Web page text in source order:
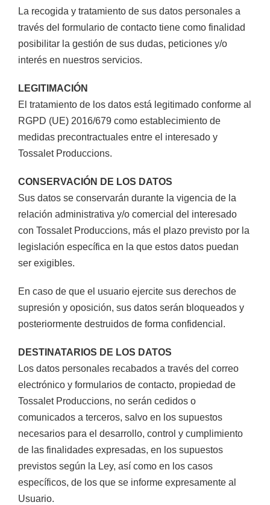
La recogida y tratamiento de sus datos personales a
través del formulario de contacto tiene como finalidad
posibilitar la gestión de sus dudas, peticiones y/o
interés en nuestros servicios.
LEGITIMACIÓN
El tratamiento de los datos está legitimado conforme al
RGPD (UE) 2016/679 como establecimiento de
medidas precontractuales entre el interesado y
Tossalet Produccions.
CONSERVACIÓN DE LOS DATOS
Sus datos se conservarán durante la vigencia de la
relación administrativa y/o comercial del interesado
con Tossalet Produccions, más el plazo previsto por la
legislación específica en la que estos datos puedan
ser exigibles.
En caso de que el usuario ejercite sus derechos de
supresión y oposición, sus datos serán bloqueados y
posteriormente destruidos de forma confidencial.
DESTINATARIOS DE LOS DATOS
Los datos personales recabados a través del correo
electrónico y formularios de contacto, propiedad de
Tossalet Produccions, no serán cedidos o
comunicados a terceros, salvo en los supuestos
necesarios para el desarrollo, control y cumplimiento
de las finalidades expresadas, en los supuestos
previstos según la Ley, así como en los casos
específicos, de los que se informe expresamente al
Usuario.